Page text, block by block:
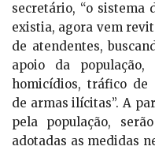
secretário, “o sistema
existia, agora vem
de atendentes,
apoio da
homicídios, tráfico de
de armas ilícitas”. A
pela população,
adotadas as medidas